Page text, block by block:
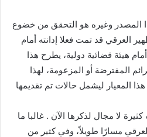
المصدر وغيره هو التحقق من خضوع
العرقي قد تمت فعلا إدانته أمام
هيئة قضائية دولية، يطرح هذا
المفترضة أو المزعومة، لهذا
المعيار ليشمل حالات تم تقديمها
لا مجال لذكرها الآن . غالبا ما
مسارًا طويلاً، وفي كثير من